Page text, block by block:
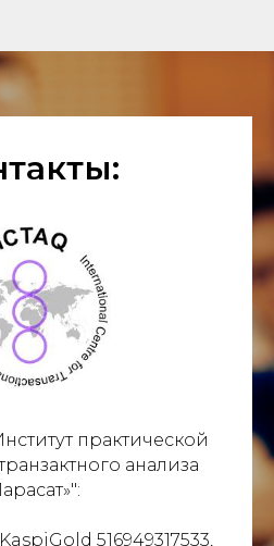
практической
анализа
516949317533,